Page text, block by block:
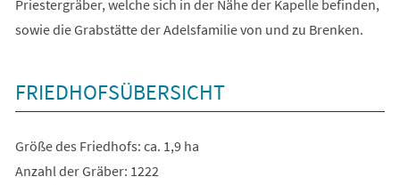
Priestergräber, welche sich in der Nähe der Kapelle befinden,
sowie die Grabstätte der Adelsfamilie von und zu Brenken.
FRIEDHOFSÜBERSICHT
Größe des Friedhofs: ca. 1,9 ha
Anzahl der Gräber: 1222